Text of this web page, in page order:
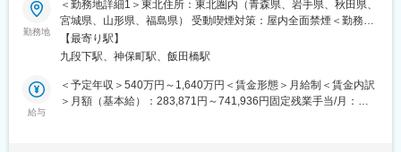
変更の範囲：会社の定める業務
+14.7%）※
・全体として、成果を挙げた人は適切に昇給する会社です
（2）コンサルティング営業としての企画力/営業力を磨ける
・大学の広報予算が数億円規模と大きく、提案できるソリューシ
ョンの幅が広いため、 コンサルティング営業としての企画力や営
業力を磨くことができます。
グループの一員として、SUUMOやゼクシィ、ホットペッパー、
じゃらん、リクナビなどの国内最大級のメディアの開発ディレク
ションに従事する、開発ディレクターを募集しています。
■業務詳細
リクルートグループのプロダクト開発ディレクションをお任せい
勤務地
＜勤務地詳細1＞東北住所：東北圏内（青森県、岩手県、秋田県、
宮城県、山形県、福島県） 受動喫煙対策：屋内全面禁煙＜勤務地
詳細2＞本社住所：東京都千代田区九段北1丁目14-6 九段坂上KS
ビル 南棟4階勤務地最寄駅：東京メトロ東西線半蔵門線／九段下
（リモートワーク含む）
【最寄り駅】
九段下駅、神保町駅、飯田橋駅
給与
＜予定年収＞540万円～1,640万円＜賃金形態＞月給制＜賃金内訳
＞月額（基本給）：283,871円～741,936円固定残業手当/月：